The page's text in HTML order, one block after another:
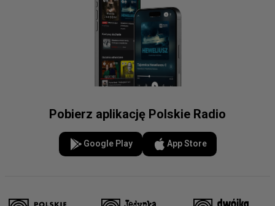
Pobierz aplikację Polskie Radio
Google Play App Store